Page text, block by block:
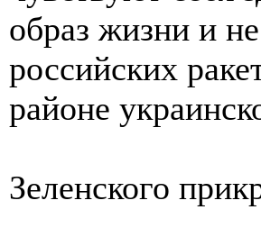
образ жизни и
российских
районе
Зеленского